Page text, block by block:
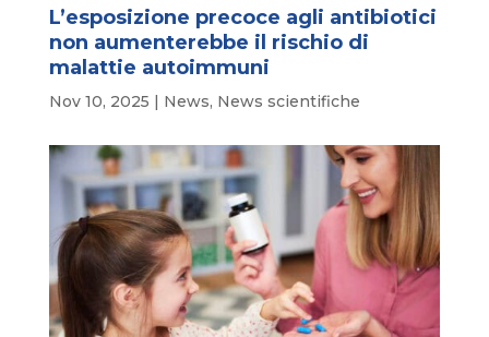
L’esposizione precoce agli antibiotici
non aumenterebbe il rischio di
malattie autoimmuni
Nov 10, 2025 | News, News scientifiche